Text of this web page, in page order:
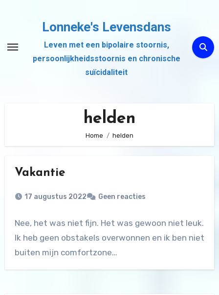
inhoud
Lonneke's Levensdans
Leven met een bipolaire stoornis,
persoonlijkheidsstoornis en chronische
suïcidaliteit
helden
Home helden
Vakantie
17 augustus 2022 Geen reacties
Nee, het was niet fijn. Het was gewoon niet leuk.
Ik heb geen obstakels overwonnen en ik ben niet
buiten mijn comfortzone…